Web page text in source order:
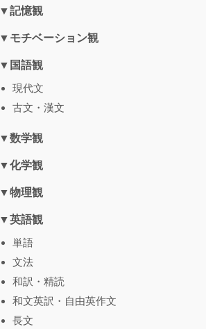
▼記憶観
▼モチベーション観
▼国語観
現代文
古文・漢文
▼数学観
▼化学観
▼物理観
▼英語観
単語
文法
和訳・精読
和文英訳・自由英作文
長文